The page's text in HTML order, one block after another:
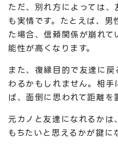
ただ、別れ方によっては
も実情です。たとえば、
た場合、信頼関係が崩れ
能性が高くなります。
また、復縁目的で友達に
わるかもしれません。相
ば、面倒に思われて距離を
元カノと友達になれるか
もちたいと思えるかが鍵に